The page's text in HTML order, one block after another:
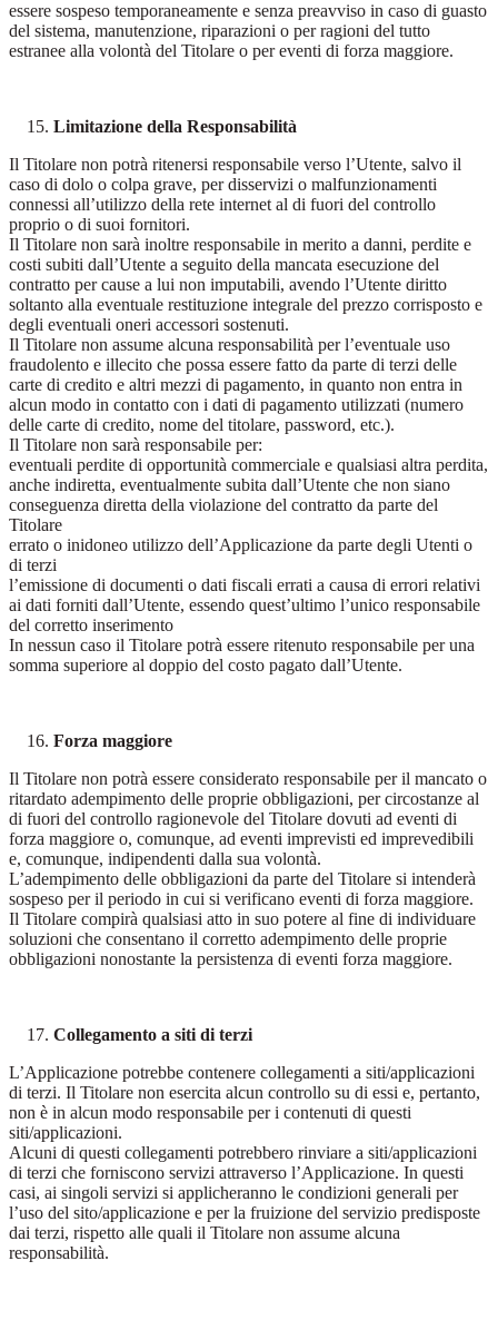
essere sospeso temporaneamente e senza preavviso in caso di guasto
del sistema, manutenzione, riparazioni o per ragioni del tutto
estranee alla volontà del Titolare o per eventi di forza maggiore.
Limitazione della Responsabilità
Il Titolare non potrà ritenersi responsabile verso l’Utente, salvo il
caso di dolo o colpa grave, per disservizi o malfunzionamenti
connessi all’utilizzo della rete internet al di fuori del controllo
proprio o di suoi fornitori.
Il Titolare non sarà inoltre responsabile in merito a danni, perdite e
costi subiti dall’Utente a seguito della mancata esecuzione del
contratto per cause a lui non imputabili, avendo l’Utente diritto
soltanto alla eventuale restituzione integrale del prezzo corrisposto e
degli eventuali oneri accessori sostenuti.
Il Titolare non assume alcuna responsabilità per l’eventuale uso
fraudolento e illecito che possa essere fatto da parte di terzi delle
carte di credito e altri mezzi di pagamento, in quanto non entra in
alcun modo in contatto con i dati di pagamento utilizzati (numero
delle carte di credito, nome del titolare, password, etc.).
Il Titolare non sarà responsabile per:
eventuali perdite di opportunità commerciale e qualsiasi altra perdita,
anche indiretta, eventualmente subita dall’Utente che non siano
conseguenza diretta della violazione del contratto da parte del
Titolare
errato o inidoneo utilizzo dell’Applicazione da parte degli Utenti o
di terzi
l’emissione di documenti o dati fiscali errati a causa di errori relativi
ai dati forniti dall’Utente, essendo quest’ultimo l’unico responsabile
del corretto inserimento
In nessun caso il Titolare potrà essere ritenuto responsabile per una
somma superiore al doppio del costo pagato dall’Utente.
Forza maggiore
Il Titolare non potrà essere considerato responsabile per il mancato o
ritardato adempimento delle proprie obbligazioni, per circostanze al
di fuori del controllo ragionevole del Titolare dovuti ad eventi di
forza maggiore o, comunque, ad eventi imprevisti ed imprevedibili
e, comunque, indipendenti dalla sua volontà.
L’adempimento delle obbligazioni da parte del Titolare si intenderà
sospeso per il periodo in cui si verificano eventi di forza maggiore.
Il Titolare compirà qualsiasi atto in suo potere al fine di individuare
soluzioni che consentano il corretto adempimento delle proprie
obbligazioni nonostante la persistenza di eventi forza maggiore.
Collegamento a siti di terzi
L’Applicazione potrebbe contenere collegamenti a siti/applicazioni
di terzi. Il Titolare non esercita alcun controllo su di essi e, pertanto,
non è in alcun modo responsabile per i contenuti di questi
siti/applicazioni.
Alcuni di questi collegamenti potrebbero rinviare a siti/applicazioni
di terzi che forniscono servizi attraverso l’Applicazione. In questi
casi, ai singoli servizi si applicheranno le condizioni generali per
l’uso del sito/applicazione e per la fruizione del servizio predisposte
dai terzi, rispetto alle quali il Titolare non assume alcuna
responsabilità.